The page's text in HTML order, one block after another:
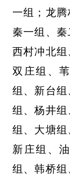
一组；龙腾
秦一组、
西村冲北组
双庄组、
组、新台
组、杨井
组、大塘组
新庄组、
组、韩桥组